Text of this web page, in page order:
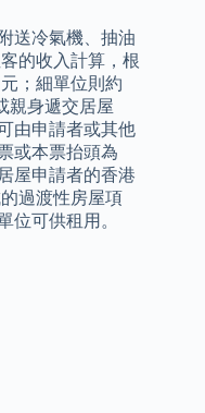
送冷氣機、抽油
的收入計算，根
；細單位則約
親身遞交居屋
由申請者或其他
或本票抬頭為
屋申請者的香港
過渡性房屋項
位可供租用。